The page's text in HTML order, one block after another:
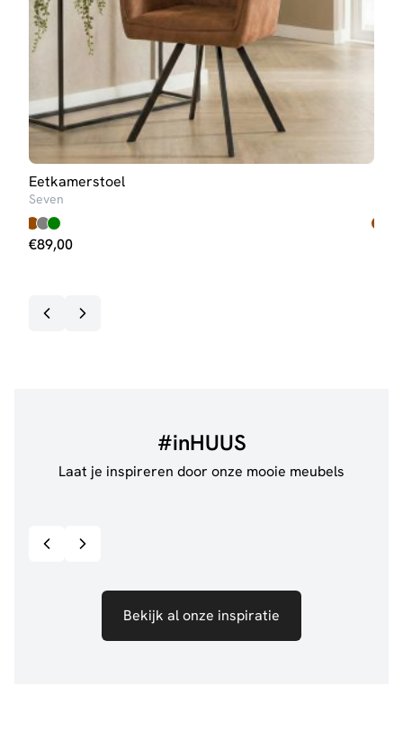
Eetkamerstoel
Seven
€89,00
#inHUUS
Laat je inspireren door onze mooie meubels
Bekijk al onze inspiratie